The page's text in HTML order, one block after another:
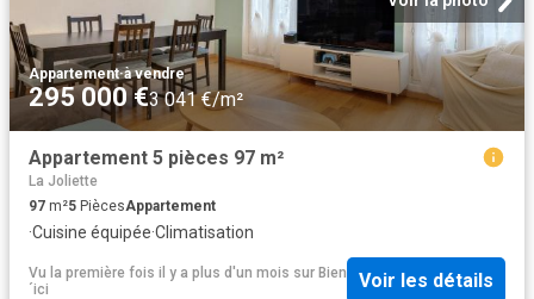
Appartement·à vendre
295 000 €3 041 €/m²
Appartement 5 pièces 97 m²
La Joliette
97 m²5 PiècesAppartement
·Cuisine équipée·Climatisation
Vu la première fois il y a plus d'un mois sur Bien
´ici
Voir les détails